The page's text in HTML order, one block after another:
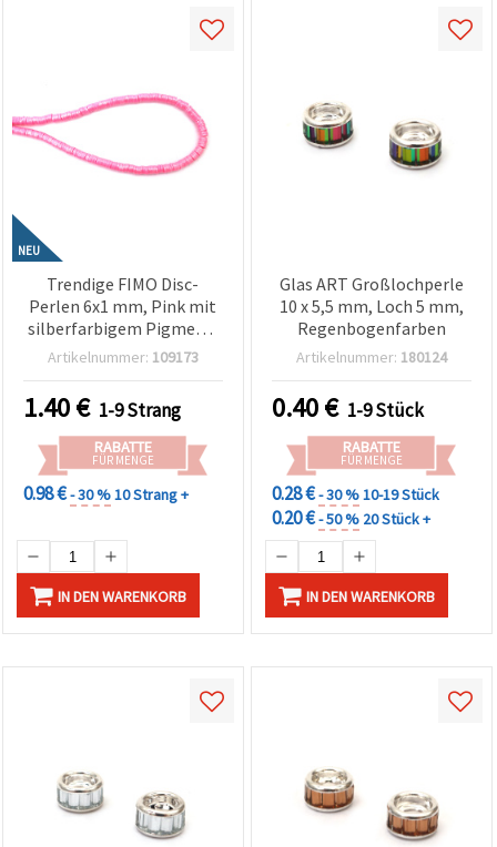
NEU
Trendige FIMO Disc-
Perlen 6x1 mm, Pink mit
silberfarbigem Pigment,
Loch 2 mm, Strang ca. 320
modernes
Schmuckbasteln &
stilvolle Handmade-
Designs
Artikelnummer: 109173
1.40€ 1-9 Strang
RABATTE
FÜR MENGE
0.98 €- 30 %10 Strang +
IN DEN WARENKORB
Glas ART Großlochperle
10 x 5,5 mm, Loch 5 mm,
Regenbogenfarben
Artikelnummer: 180124
0.40€ 1-9 Stück
RABATTE
FÜR MENGE
0.28 €- 30 %10-19 Stück
0.20 €- 50 % 20 Stück +
IN DEN WARENKORB